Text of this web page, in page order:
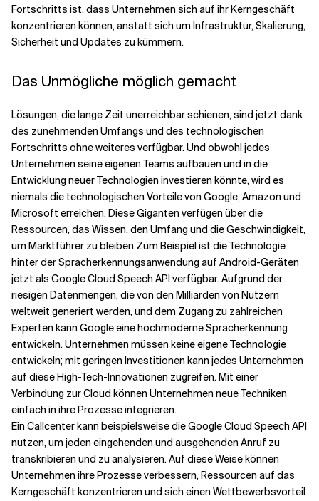
Fortschritts ist, dass Unternehmen sich auf ihr Kerngeschäft
konzentrieren können, anstatt sich um Infrastruktur, Skalierung,
Sicherheit und Updates zu kümmern.
Das Unmögliche möglich gemacht
Lösungen, die lange Zeit unerreichbar schienen, sind jetzt dank
des zunehmenden Umfangs und des technologischen
Fortschritts ohne weiteres verfügbar. Und obwohl jedes
Unternehmen seine eigenen Teams aufbauen und in die
Entwicklung neuer Technologien investieren könnte, wird es
niemals die technologischen Vorteile von Google, Amazon und
Microsoft erreichen. Diese Giganten verfügen über die
Ressourcen, das Wissen, den Umfang und die Geschwindigkeit,
um Marktführer zu bleiben.Zum Beispiel ist die Technologie
hinter der Spracherkennungsanwendung auf Android-Geräten
jetzt als Google Cloud Speech API verfügbar. Aufgrund der
riesigen Datenmengen, die von den Milliarden von Nutzern
weltweit generiert werden, und dem Zugang zu zahlreichen
Experten kann Google eine hochmoderne Spracherkennung
entwickeln. Unternehmen müssen keine eigene Technologie
entwickeln; mit geringen Investitionen kann jedes Unternehmen
auf diese High-Tech-Innovationen zugreifen. Mit einer
Verbindung zur Cloud können Unternehmen neue Techniken
einfach in ihre Prozesse integrieren.
Ein Callcenter kann beispielsweise die Google Cloud Speech API
nutzen, um jeden eingehenden und ausgehenden Anruf zu
transkribieren und zu analysieren. Auf diese Weise können
Unternehmen ihre Prozesse verbessern, Ressourcen auf das
Kerngeschäft konzentrieren und sich einen Wettbewerbsvorteil